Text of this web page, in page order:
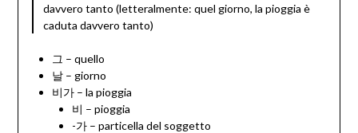
davvero tanto (letteralmente: quel giorno, la pioggia è
caduta davvero tanto)
그 – quello
날 – giorno
비가 – la pioggia
비 – pioggia
-가 – particella del soggetto